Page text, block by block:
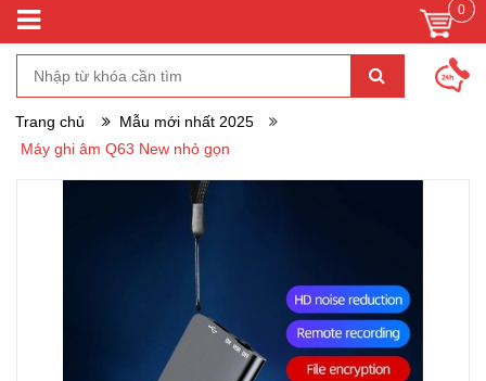
0
Trang chủ
Mẫu mới nhất 2025
Máy ghi âm Q63 New nhỏ gọn